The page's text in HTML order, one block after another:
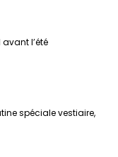
l’été
spéciale vestiaire,